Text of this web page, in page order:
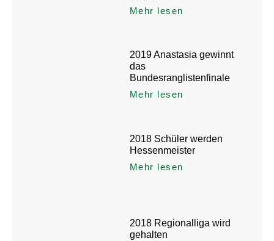
Mehr lesen
2019 Anastasia gewinnt
das
Bundesranglistenfinale
Mehr lesen
2018 Schüler werden
Hessenmeister
Mehr lesen
2018 Regionalliga wird
gehalten